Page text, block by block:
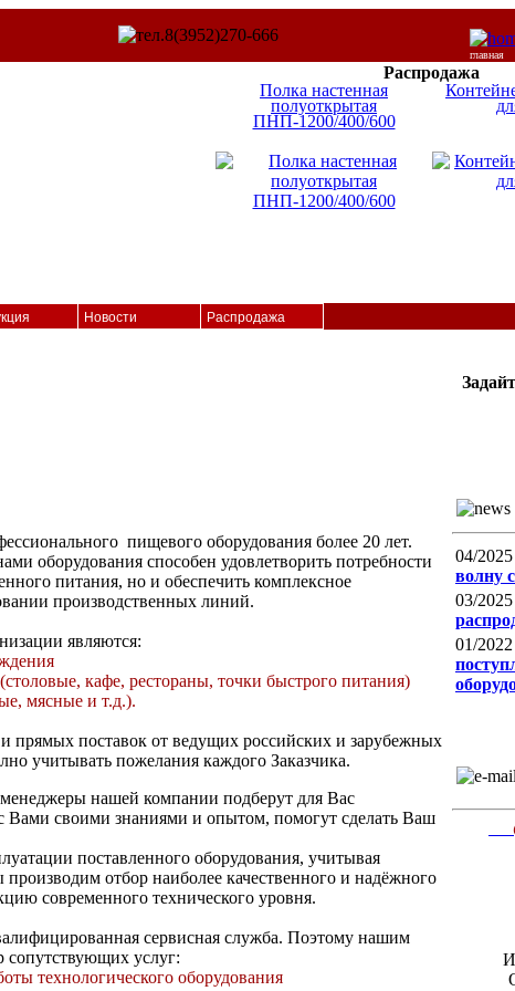
главная
Распродажа
Полка настенная
полуоткрытая
ПНП-1200/400/600
Новости Распродажа
пищевого оборудования более 20 лет.
оборудования способен удовлетворить потребности
питания, но и обеспечить комплексное
производственных линий.
являются:
кафе, рестораны, точки быстрого питания)
мясные и т.д.).
прямых поставок от ведущих российских и зарубежных
учитывать пожелания каждого Заказчика.
нашей компании подберут для Вас
своими знаниями и опытом, помогут сделать Ваш
поставленного оборудования, учитывая
отбор наиболее качественного и надёжного
современного технического уровня.
сервисная служба. Поэтому нашим
сопутствующих услуг:
технологического оборудования
04/2025
волну
03/2025
01/2022